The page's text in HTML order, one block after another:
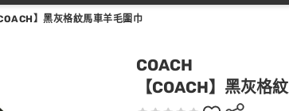
COACH】黑灰格紋馬車羊毛圍巾
COACH
【COACH】黑灰格